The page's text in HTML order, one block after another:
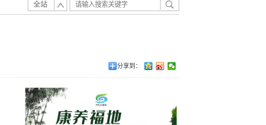
全站
分享到：